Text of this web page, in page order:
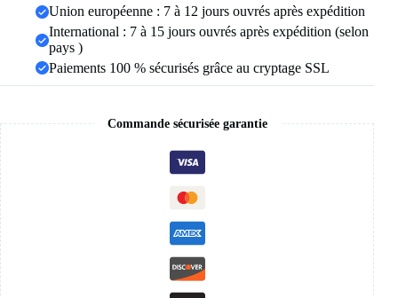
Union européenne : 7 à 12 jours ouvrés après expédition
International : 7 à 15 jours ouvrés après expédition (selon
pays )
Paiements 100 % sécurisés grâce au cryptage SSL
Commande sécurisée garantie